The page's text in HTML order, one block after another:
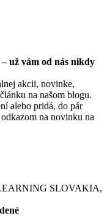
už vám od nás nikdy
akcii, novinke,
na našom blogu.
alebo pridá, do pár
na novinku na
SLOVAKIA,